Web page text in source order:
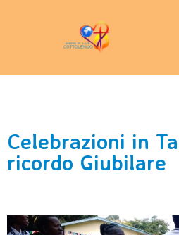
Celebrazioni in
ricordo Giubilare